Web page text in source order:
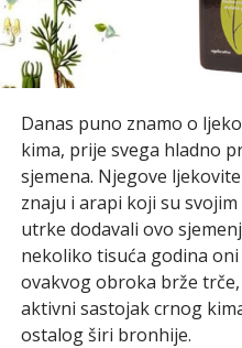
Danas puno znamo o
kima, prije svega hladno
sjemena. Njegove
znaju i arapi koji su
utrke dodavali ovo
nekoliko tisuća godina
ovakvog obroka brže
aktivni sastojak crnog
ostalog širi bronhije.